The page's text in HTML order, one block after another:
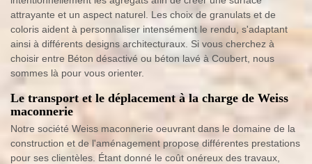
attrayante et un aspect naturel. Les choix de granulats et de
coloris aident à personnaliser intensément le rendu, s'adaptant
ainsi à différents designs architecturaux. Si vous cherchez à
choisir entre Béton désactivé ou béton lavé à Coubert, nous
sommes là pour vous orienter.
Le transport et le déplacement à la charge de Weiss
maconnerie
Notre société Weiss maconnerie oeuvrant dans le domaine de la
construction et de l'aménagement propose différentes prestations
pour ses clientèles. Étant donné le coût onéreux des travaux,